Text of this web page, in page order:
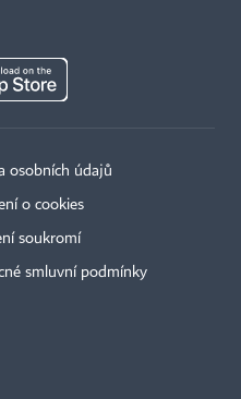
osobních údajů
o cookies
soukromí
smluvní podmínky